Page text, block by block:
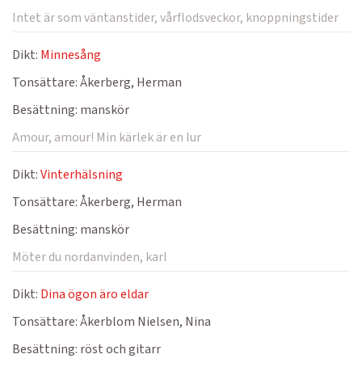
Intet är som väntanstider, vårflodsveckor, knoppningstider
Dikt: Minnesång
Tonsättare:Åkerberg, Herman
Besättning: manskör
Amour, amour! Min kärlek är en lur
Dikt:Vinterhälsning
Tonsättare:Åkerberg, Herman
Besättning: manskör
Möter du nordanvinden, karl
Dikt: Dina ögon äro eldar
Tonsättare:Åkerblom Nielsen, Nina
Besättning: röst och gitarr